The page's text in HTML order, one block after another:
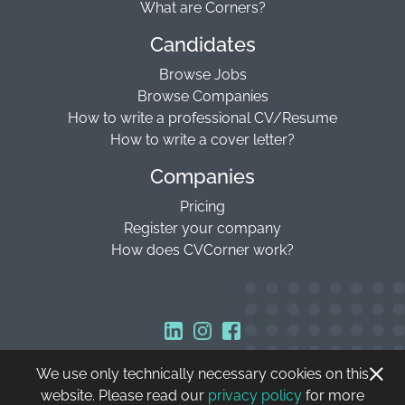
We use only technically necessary cookies on this
website. Please read our privacy policy for more
What are Corners?
Candidates
Browse Jobs
Browse Companies
How to write a professional CV/Resume
How to write a cover letter?
Companies
Pricing
Register your company
How does CVCorner work?
Copyright © 2026 CVCorner